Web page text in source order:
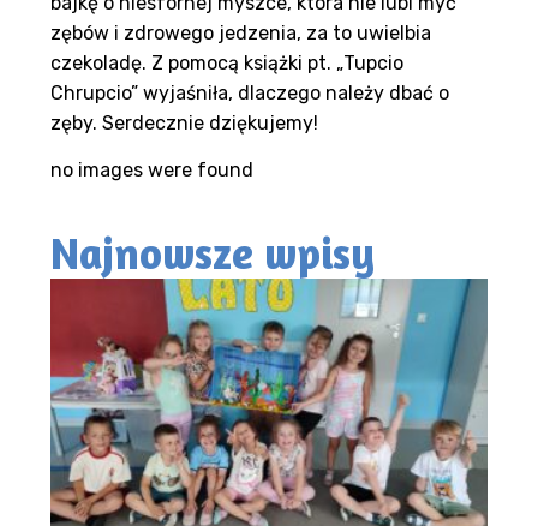
zębów i zdrowego jedzenia, za to uwielbia
czekoladę. Z pomocą książki pt. „Tupcio
Chrupcio” wyjaśniła, dlaczego należy dbać o
zęby. Serdecznie dziękujemy!
no images were found
Najnowsze wpisy